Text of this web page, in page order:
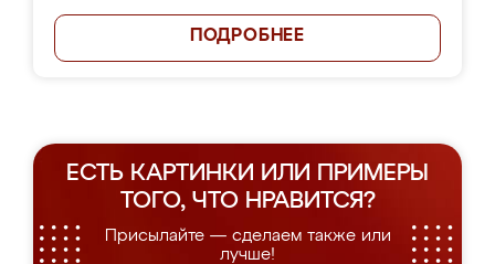
ПОДРОБНЕЕ
ЕСТЬ КАРТИНКИ ИЛИ ПРИМЕРЫ
ТОГО, ЧТО НРАВИТСЯ?
Присылайте — сделаем также или
лучше!